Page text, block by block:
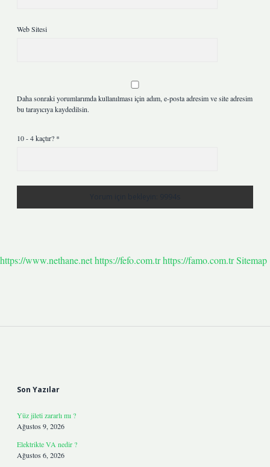
Web Sitesi
Daha sonraki yorumlarımda kullanılması için adım, e-posta adresim ve site adresim
bu tarayıcıya kaydedilsin.
10 - 4 kaçtır? *
https://www.nethane.nethttps://fefo.com.trhttps://famo.com.trSitemap
Son Yazılar
Yüz jileti zararlı mı ?
Ağustos 9, 2026
Elektrikte VA nedir ?
Ağustos 6, 2026